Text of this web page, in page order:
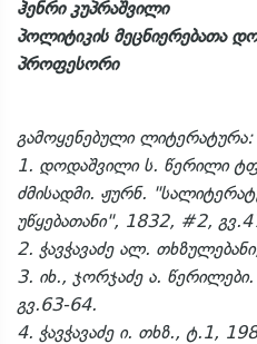
ჰენრი კუპრაშვილი
პოლიტიკის მეცნიერებათა
პროფესორი
გამოყენებული ლიტერატურა:
1. დოდაშვილი ს. წერილი
ძმისადმი. ჟურნ.
უწყებათანი", 1832, #2,
2. ჭავჭავაძე ალ.
3. იხ., ჯორჯაძე ა.
გვ.63-64.
4. ჭავჭავაძე ი. თხზ., ტ.1,